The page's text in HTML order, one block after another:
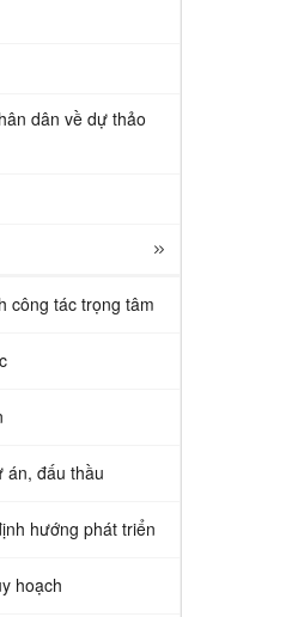
dân về dự thảo
công tác trọng tâm
án, đấu thầu
hướng phát triển
hoạch